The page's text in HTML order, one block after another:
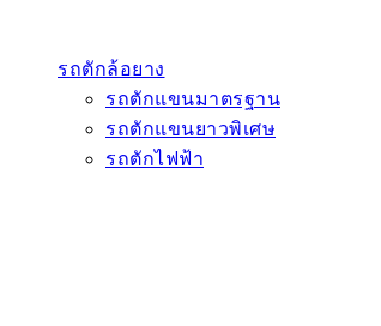
รถตักล้อยาง
รถตักแขนมาตรฐาน
รถตักแขนยาวพิเศษ
รถตักไฟฟ้า